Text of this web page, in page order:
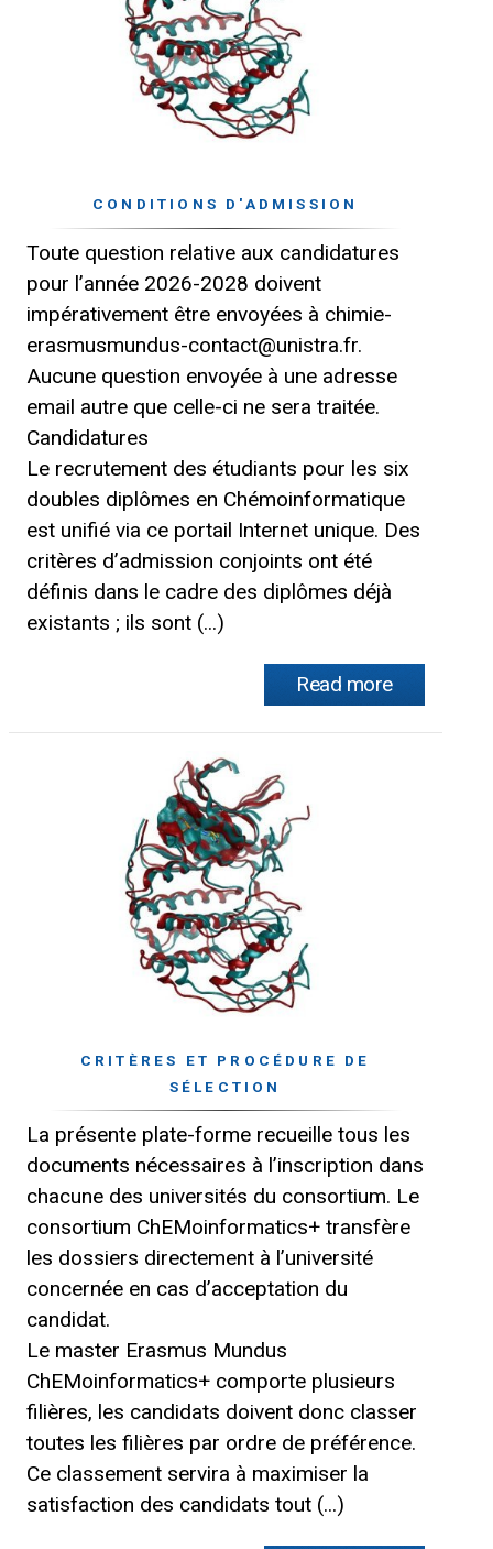
CONDITIONS D'ADMISSION
Toute question relative aux candidatures
pour l’année 2026-2028 doivent
impérativement être envoyées à chimie-
erasmusmundus-contact@unistra.fr.
Aucune question envoyée à une adresse
email autre que celle-ci ne sera traitée.
Candidatures
Le recrutement des étudiants pour les six
doubles diplômes en Chémoinformatique
est unifié via ce portail Internet unique. Des
critères d’admission conjoints ont été
définis dans le cadre des diplômes déjà
existants ; ils sont (...)
Read more
CRITÈRES ET PROCÉDURE DE
SÉLECTION
La présente plate-forme recueille tous les
documents nécessaires à l’inscription dans
chacune des universités du consortium. Le
consortium ChEMoinformatics+ transfère
les dossiers directement à l’université
concernée en cas d’acceptation du
candidat.
Le master Erasmus Mundus
ChEMoinformatics+ comporte plusieurs
filières, les candidats doivent donc classer
toutes les filières par ordre de préférence.
Ce classement servira à maximiser la
satisfaction des candidats tout (...)